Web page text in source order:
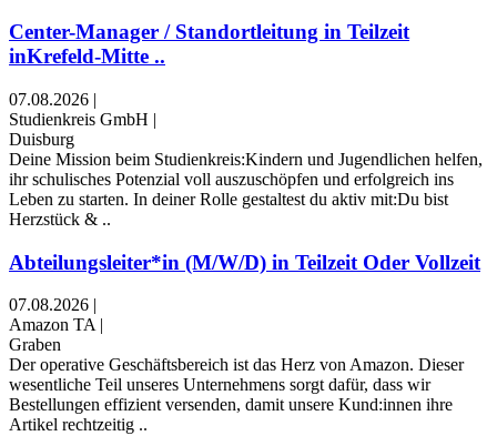
Center-Manager / Standortleitung in Teilzeit
inKrefeld-Mitte ..
07.08.2026 |
Studienkreis GmbH |
Duisburg
Deine Mission beim Studienkreis:Kindern und Jugendlichen helfen,
ihr schulisches Potenzial voll auszuschöpfen und erfolgreich ins
Leben zu starten. In deiner Rolle gestaltest du aktiv mit:Du bist
Herzstück & ..
Abteilungsleiter*in (M/W/D) in Teilzeit Oder Vollzeit
07.08.2026 |
Amazon TA |
Graben
Der operative Geschäftsbereich ist das Herz von Amazon. Dieser
wesentliche Teil unseres Unternehmens sorgt dafür, dass wir
Bestellungen effizient versenden, damit unsere Kund:innen ihre
Artikel rechtzeitig ..